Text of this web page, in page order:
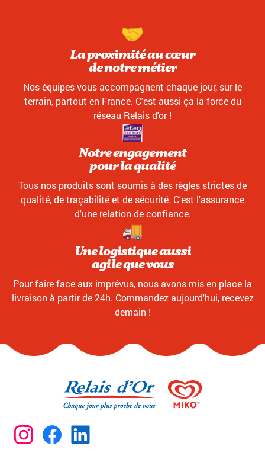
La proximité au cœur
de notre métier
Nos équipes vous accompagnent chaque jour, sur le
terrain, partout en France. C'est aussi ça la force du
réseau Relais d'or !
Notre engagement
pour la qualité
Tous nos produits sont soumis à des règles strictes de
qualité, de traçabilité et de sécurité. C'est l'assurance
d'une relation de confiance.
Une logistique aussi
agile que vous
Pour faire face aux imprévus, nous avons mis en place la
livraison à partir de 24h. Commandez aujourd'hui, recevez
demain !